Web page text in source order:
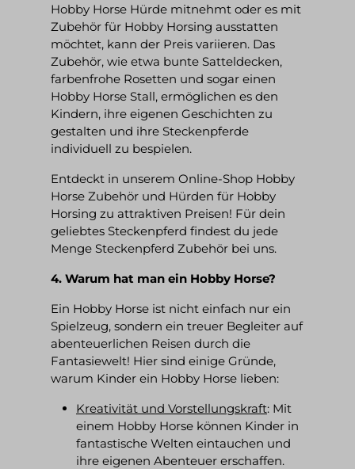
Hobby Horse Hürde mitnehmt oder es mit
Zubehör für Hobby Horsing ausstatten
möchtet, kann der Preis variieren. Das
Zubehör, wie etwa bunte Satteldecken,
farbenfrohe Rosetten und sogar einen
Hobby Horse Stall, ermöglichen es den
Kindern, ihre eigenen Geschichten zu
gestalten und ihre Steckenpferde
individuell zu bespielen.
Entdeckt in unserem Online-Shop Hobby
Horse Zubehör und Hürden für Hobby
Horsing zu attraktiven Preisen! Für dein
geliebtes Steckenpferd findest du jede
Menge Steckenpferd Zubehör bei uns.
4. Warum hat man ein Hobby Horse?
Ein Hobby Horse ist nicht einfach nur ein
Spielzeug, sondern ein treuer Begleiter auf
abenteuerlichen Reisen durch die
Fantasiewelt! Hier sind einige Gründe,
warum Kinder ein Hobby Horse lieben:
Kreativität und Vorstellungskraft: Mit
einem Hobby Horse können Kinder in
fantastische Welten eintauchen und
ihre eigenen Abenteuer erschaffen.